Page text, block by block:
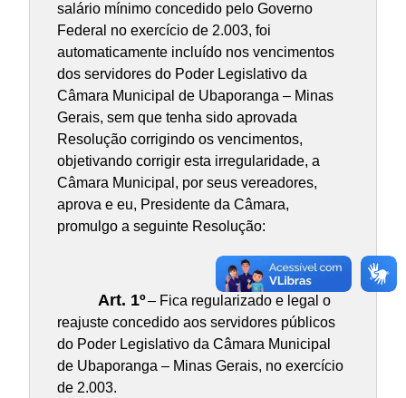
salário mínimo concedido pelo Governo
Federal no exercício de 2.003, foi
automaticamente incluído nos vencimentos
dos servidores do Poder Legislativo da
Câmara Municipal de Ubaporanga – Minas
Gerais, sem que tenha sido aprovada
Resolução corrigindo os vencimentos,
objetivando corrigir esta irregularidade, a
Câmara Municipal, por seus vereadores,
aprova e eu, Presidente da Câmara,
promulgo a seguinte Resolução:
Art. 1º– Fica regularizado e legal o
reajuste concedido aos servidores públicos
do Poder Legislativo da Câmara Municipal
de Ubaporanga – Minas Gerais, no exercício
de 2.003.